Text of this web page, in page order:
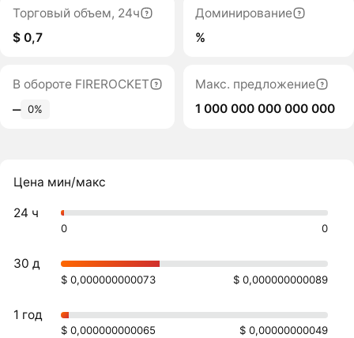
Торговый объем, 24ч
$ 0,7
Доминирование
%
В обороте FIREROCKET
‒ 0%
Макс. предложение
1 000 000 000 000 000
Цена мин/макс
24 ч
0 0
30 д
$ 0,000000000073 $ 0,000000000089
1 год
$ 0,000000000065 $ 0,00000000049